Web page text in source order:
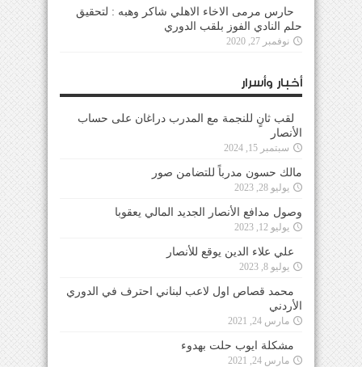
حارس مرمى الاخاء الاهلي شاكر وهبه : لتحقيق
حلم النادي الفوز بلقب الدوري
نوفمبر 27, 2020
أخبار وأسرار
لقب ثانٍ للنجمة مع المدرب دراغان على حساب
الأنصار
سبتمبر 15, 2024
مالك حسون مدرباً للتضامن صور
يوليو 28, 2023
وصول مدافع الأنصار الجديد المالي يعقوبا
يوليو 12, 2023
علي علاء الدين يوقع للأنصار
يوليو 8, 2023
محمد قصاص اول لاعب لبناني احترف في الدوري
الأردني
مارس 24, 2021
مشكلة ايوب حلت بهدوء
مارس 24, 2021